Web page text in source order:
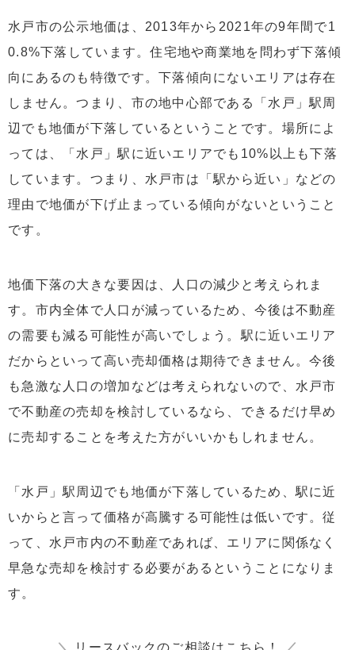
水戸市の公示地価は、2013年から2021年の9年間で1
0.8%下落しています。住宅地や商業地を問わず下落傾
向にあるのも特徴です。下落傾向にないエリアは存在
しません。つまり、市の地中心部である「水戸」駅周
辺でも地価が下落しているということです。場所によ
っては、「水戸」駅に近いエリアでも10%以上も下落
しています。つまり、水戸市は「駅から近い」などの
理由で地価が下げ止まっている傾向がないということ
です。
地価下落の大きな要因は、人口の減少と考えられま
す。市内全体で人口が減っているため、今後は不動産
の需要も減る可能性が高いでしょう。駅に近いエリア
だからといって高い売却価格は期待できません。今後
も急激な人口の増加などは考えられないので、水戸市
で不動産の売却を検討しているなら、できるだけ早め
に売却することを考えた方がいいかもしれません。
「水戸」駅周辺でも地価が下落しているため、駅に近
いからと言って価格が高騰する可能性は低いです。従
って、水戸市内の不動産であれば、エリアに関係なく
早急な売却を検討する必要があるということになりま
す。